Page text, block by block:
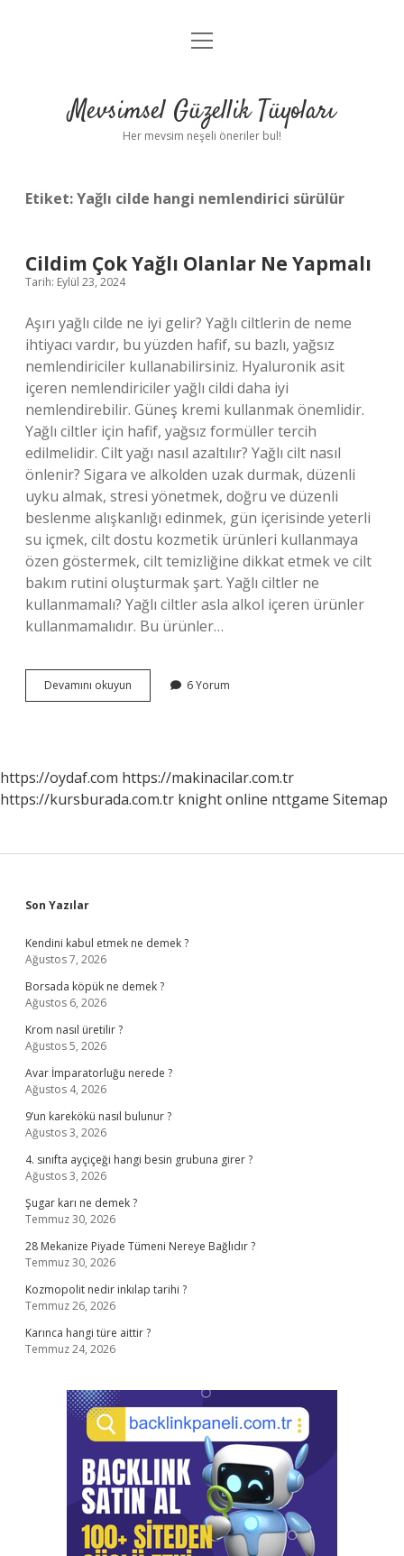
Anasayfa
Yasal Uyarı
menüyü
Mevsimsel Güzellik Tüyoları
Her mevsim neşeli öneriler bul!
Etiket:Yağlı cilde hangi nemlendirici sürülür
Cildim Çok Yağlı Olanlar Ne Yapmalı
Tarih: Eylül 23, 2024
Aşırı yağlı cilde ne iyi gelir? Yağlı ciltlerin de neme
ihtiyacı vardır, bu yüzden hafif, su bazlı, yağsız
nemlendiriciler kullanabilirsiniz. Hyaluronik asit
içeren nemlendiriciler yağlı cildi daha iyi
nemlendirebilir. Güneş kremi kullanmak önemlidir.
Yağlı ciltler için hafif, yağsız formüller tercih
edilmelidir. Cilt yağı nasıl azaltılır? Yağlı cilt nasıl
önlenir? Sigara ve alkolden uzak durmak, düzenli
uyku almak, stresi yönetmek, doğru ve düzenli
beslenme alışkanlığı edinmek, gün içerisinde yeterli
su içmek, cilt dostu kozmetik ürünleri kullanmaya
özen göstermek, cilt temizliğine dikkat etmek ve cilt
bakım rutini oluşturmak şart. Yağlı ciltler ne
kullanmamalı? Yağlı ciltler asla alkol içeren ürünler
kullanmamalıdır. Bu ürünler…
Devamını okuyun
Çok
6 Yorum
https://oydaf.com https://makinacilar.com.tr
https://kursburada.com.tr knight online nttgame Sitemap
Sidebar
Son Yazılar
Kendini kabul etmek ne demek ?
Ağustos 7, 2026
Borsada köpük ne demek ?
Ağustos 6, 2026
Krom nasıl üretilir ?
Ağustos 5, 2026
Avar İmparatorluğu nerede ?
Ağustos 4, 2026
9’un karekökü nasıl bulunur ?
Ağustos 3, 2026
4. sınıfta ayçiçeği hangi besin grubuna girer ?
Ağustos 3, 2026
Şugar karı ne demek ?
Temmuz 30, 2026
28 Mekanize Piyade Tümeni Nereye Bağlıdır ?
Temmuz 30, 2026
Kozmopolit nedir inkılap tarihi ?
Temmuz 26, 2026
Karınca hangi türe aittir ?
Temmuz 24, 2026